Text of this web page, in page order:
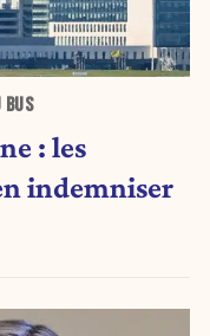
BUS
: les
indemniser